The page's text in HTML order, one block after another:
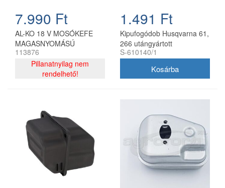
7.990 Ft
AL-KO 18 V MOSÓKEFE
MAGASNYOMÁSÚ
MOSÓHOZ KIFUTÓ
TERMÉK
113876
Pillanatnyilag nem
rendelhető!
1.491 Ft
Kipufogódob Husqvarna 61,
266 utángyártott
S-610140/1